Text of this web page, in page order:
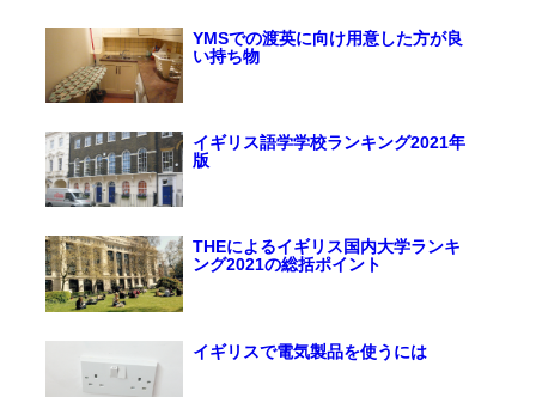
YMSでの渡英に向け用意した方が良
い持ち物
イギリス語学学校ランキング2021年
版
THEによるイギリス国内大学ランキ
ング2021の総括ポイント
イギリスで電気製品を使うには